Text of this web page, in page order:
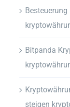
Bitpanda
steigen